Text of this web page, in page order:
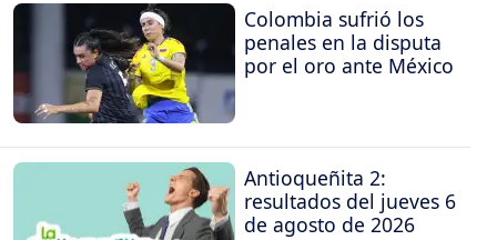
Colombia sufrió los
penales en la disputa
por el oro ante México
Antioqueñita 2:
resultados del jueves 6
de agosto de 2026